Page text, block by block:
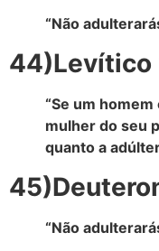
“Não
44)Levítico
“Se um
mulher do seu
quanto a
“Não